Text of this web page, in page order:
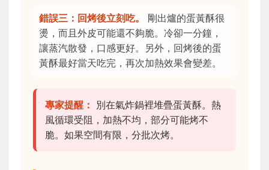
錯誤三：回烤後立刻吃。
剛出爐的蛋黃酥很
燙，而且外皮可能還不夠脆。冷卻一分鐘，
讓蒸汽散發，口感更好。另外，回烤後的蛋
黃酥最好當天吃完，再次加熱效果會變差。
專家提醒：
別在氣炸鍋裡堆疊蛋黃酥。熱
風循環受阻，加熱不均，部分可能烤不
脆。如果空間有限，分批次烤。